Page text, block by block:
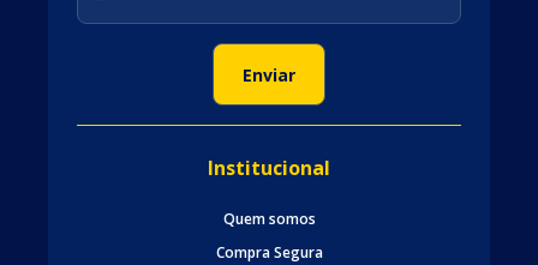
Institucional
Quem somos
Compra Segura